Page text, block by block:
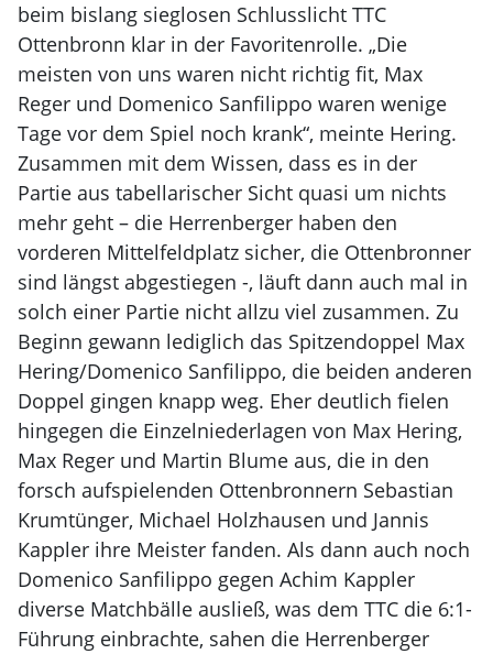
beim bislang sieglosen Schlusslicht TTC
Ottenbronn klar in der Favoritenrolle. „Die
meisten von uns waren nicht richtig fit, Max
Reger und Domenico Sanfilippo waren wenige
Tage vor dem Spiel noch krank“, meinte Hering.
Zusammen mit dem Wissen, dass es in der
Partie aus tabellarischer Sicht quasi um nichts
mehr geht – die Herrenberger haben den
vorderen Mittelfeldplatz sicher, die Ottenbronner
sind längst abgestiegen -, läuft dann auch mal in
solch einer Partie nicht allzu viel zusammen. Zu
Beginn gewann lediglich das Spitzendoppel Max
Hering/Domenico Sanfilippo, die beiden anderen
Doppel gingen knapp weg. Eher deutlich fielen
hingegen die Einzelniederlagen von Max Hering,
Max Reger und Martin Blume aus, die in den
forsch aufspielenden Ottenbronnern Sebastian
Krumtünger, Michael Holzhausen und Jannis
Kappler ihre Meister fanden. Als dann auch noch
Domenico Sanfilippo gegen Achim Kappler
diverse Matchbälle ausließ, was dem TTC die 6:1-
Führung einbrachte, sahen die Herrenberger